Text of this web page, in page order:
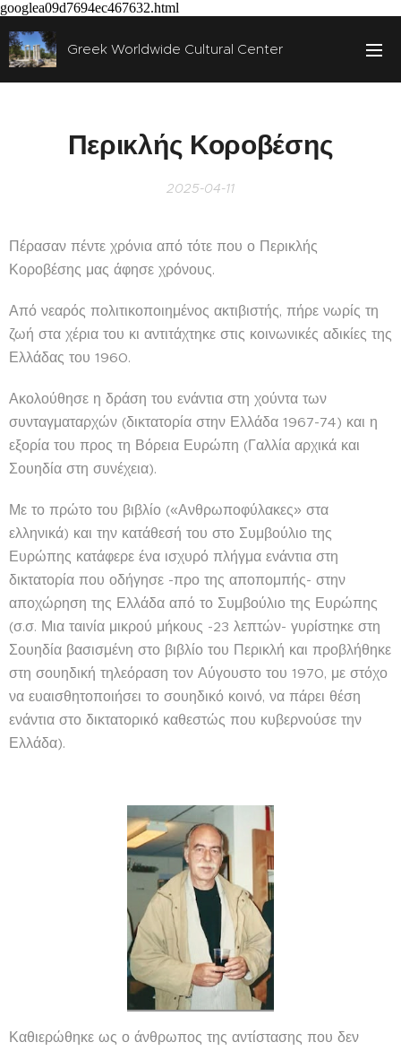
googlea09d7694ec467632.html
Greek Worldwide Cultural Center
Περικλής Κοροβέσης
2025-04-11
Πέρασαν πέντε χρόνια από τότε που ο Περικλής
Κοροβέσης μας άφησε χρόνους.
Από νεαρός πολιτικοποιημένος ακτιβιστής, πήρε νωρίς τη
ζωή στα χέρια του κι αντιτάχτηκε στις κοινωνικές αδικίες της
Ελλάδας του 1960.
Ακολούθησε η δράση του ενάντια στη χούντα των
συνταγματαρχών (δικτατορία στην Ελλάδα 1967-74) και η
εξορία του προς τη Βόρεια Ευρώπη (Γαλλία αρχικά και
Σουηδία στη συνέχεια).
Με το πρώτο του βιβλίο («Ανθρωποφύλακες» στα
ελληνικά) και την κατάθεσή του στο Συμβούλιο της
Ευρώπης κατάφερε ένα ισχυρό πλήγμα ενάντια στη
δικτατορία που οδήγησε -προ της αποπομπής- στην
αποχώρηση της Ελλάδα από το Συμβούλιο της Ευρώπης
(σ.σ. Μια ταινία μικρού μήκους -23 λεπτών- γυρίστηκε στη
Σουηδία βασισμένη στο βιβλίο του Περικλή και προβλήθηκε
στη σουηδική τηλεόραση τον Αύγουστο του 1970, με στόχο
να ευαισθητοποιήσει το σουηδικό κοινό, να πάρει θέση
ενάντια στο δικτατορικό καθεστώς που κυβερνούσε την
Ελλάδα).
Καθιερώθηκε ως ο άνθρωπος της αντίστασης που δεν